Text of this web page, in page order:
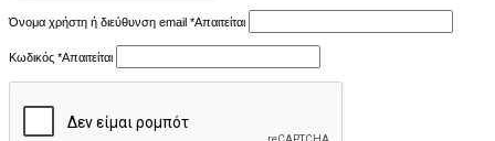
Όνομα χρήστη ή διεύθυνση email *Απαιτείται
Κωδικός *Απαιτείται